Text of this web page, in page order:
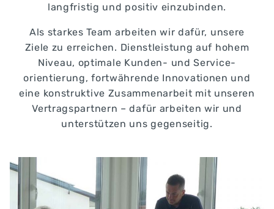
langfristig und positiv einzubinden.
Als starkes Team arbeiten wir dafür, unsere
Ziele zu erreichen. Dienstleistung auf hohem
Niveau, optimale Kunden- und Service­
orientierung, fortwährende Innovationen und
eine konstruktive Zusammenarbeit mit unseren
Vertragspartnern – dafür arbeiten wir und
unterstützen uns gegenseitig.